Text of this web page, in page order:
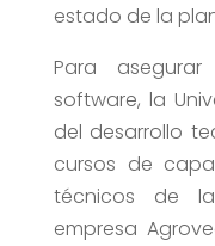
estado de la
Para
software, la
del desarrollo
cursos de
técnicos de
empresa